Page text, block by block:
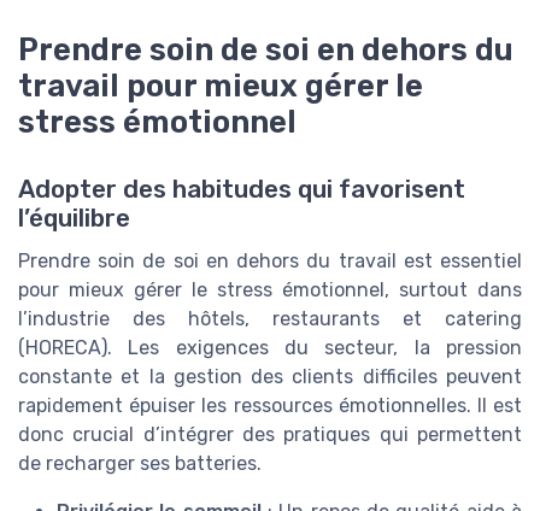
Prendre soin de soi en dehors du
travail pour mieux gérer le
stress émotionnel
Adopter des habitudes qui favorisent
l’équilibre
Prendre soin de soi en dehors du travail est essentiel
pour mieux gérer le stress émotionnel, surtout dans
l’industrie des hôtels, restaurants et catering
(HORECA). Les exigences du secteur, la pression
constante et la gestion des clients difficiles peuvent
rapidement épuiser les ressources émotionnelles. Il est
donc crucial d’intégrer des pratiques qui permettent
de recharger ses batteries.